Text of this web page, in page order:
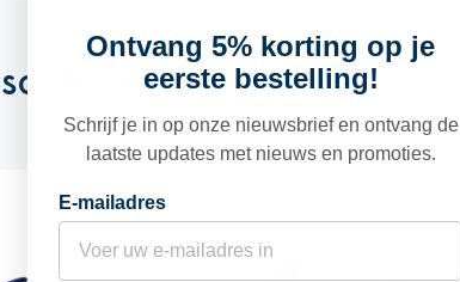
ook leuk
Ontvang 5% korting op je
eerste bestelling!
Schrijf je in op onze nieuwsbrief en ontvang de
laatste updates met nieuws en promoties.
E-mailadres